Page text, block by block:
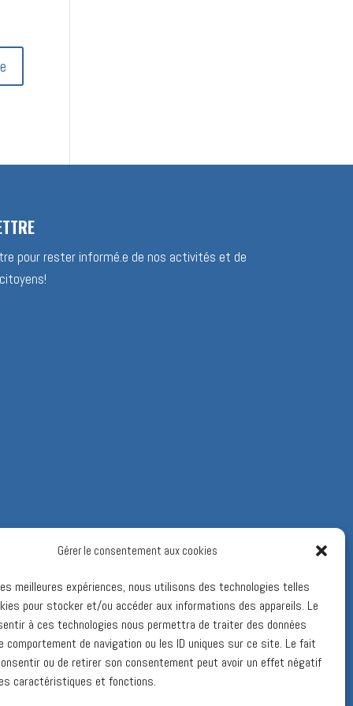
Gérer le consentement aux cookies
meilleures expériences, nous utilisons des technologies telles
pour stocker et/ou accéder aux informations des appareils. Le
à ces technologies nous permettra de traiter des données
comportement de navigation ou les ID uniques sur ce site. Le fait
ou de retirer son consentement peut avoir un effet négatif
caractéristiques et fonctions.
pour rester informé.e de nos activités et de